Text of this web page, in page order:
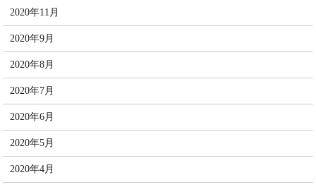
2020年11月
2020年9月
2020年8月
2020年7月
2020年6月
2020年5月
2020年4月